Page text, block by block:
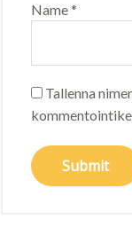
Name*
Tallenna